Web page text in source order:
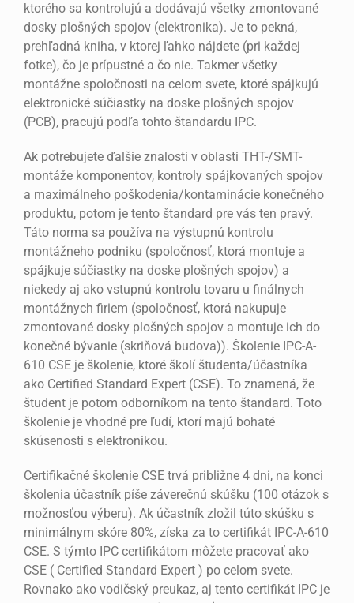
ktorého sa kontrolujú a dodávajú všetky zmontované
dosky plošných spojov (elektronika). Je to pekná,
prehľadná kniha, v ktorej ľahko nájdete (pri každej
fotke), čo je prípustné a čo nie. Takmer všetky
montážne spoločnosti na celom svete, ktoré spájkujú
elektronické súčiastky na doske plošných spojov
(PCB), pracujú podľa tohto štandardu IPC.
Ak potrebujete ďalšie znalosti v oblasti THT-/SMT-
montáže komponentov, kontroly spájkovaných spojov
a maximálneho poškodenia/kontaminácie konečného
produktu, potom je tento štandard pre vás ten pravý.
Táto norma sa používa na výstupnú kontrolu
montážneho podniku (spoločnosť, ktorá montuje a
spájkuje súčiastky na doske plošných spojov) a
niekedy aj ako vstupnú kontrolu tovaru u finálnych
montážnych firiem (spoločnosť, ktorá nakupuje
zmontované dosky plošných spojov a montuje ich do
konečné bývanie (skriňová budova)). Školenie IPC-A-
610 CSE je školenie, ktoré školí študenta/účastníka
ako Certified Standard Expert (CSE). To znamená, že
študent je potom odborníkom na tento štandard. Toto
školenie je vhodné pre ľudí, ktorí majú bohaté
skúsenosti s elektronikou.
Certifikačné školenie CSE trvá približne 4 dni, na konci
školenia účastník píše záverečnú skúšku (100 otázok s
možnosťou výberu). Ak účastník zložil túto skúšku s
minimálnym skóre 80%, získa za to certifikát IPC-A-610
CSE. S týmto IPC certifikátom môžete pracovať ako
CSE ( Certified Standard Expert ) po celom svete.
Rovnako ako vodičský preukaz, aj tento certifikát IPC je